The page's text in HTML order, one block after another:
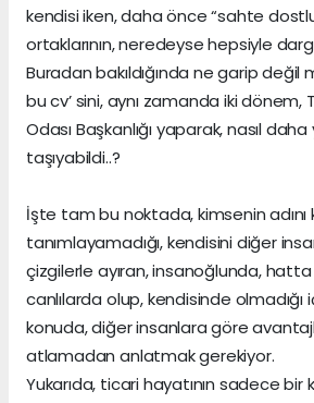
kendisi iken, daha önce “sahte
ortaklarının, neredeyse hepsiyle
Buradan bakıldığında ne garip değil
bu cv’ sini, aynı zamanda iki dönem,
Odası Başkanlığı yaparak, nasıl daha
taşıyabildi..?
İşte tam bu noktada, kimsenin adını
tanımlayamadığı, kendisini diğer
çizgilerle ayıran, insanoğlunda,
canlılarda olup, kendisinde
konuda, diğer insanlara göre
atlamadan anlatmak gerekiyor.
Yukarıda, ticari hayatının sadece bir